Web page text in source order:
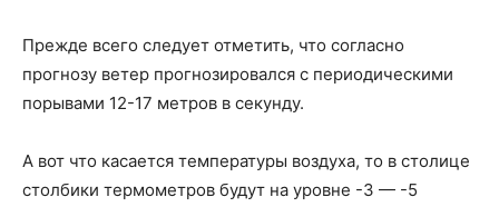
Прежде всего следует отметить, что согласно
прогнозу ветер прогнозировался с периодическими
порывами 12-17 метров в секунду.
А вот что касается температуры воздуха, то в столице
столбики термометров будут на уровне -3 — -5